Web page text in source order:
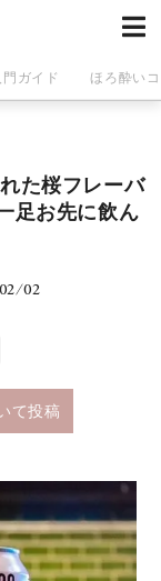
門ガイド ほろ酔い
た桜フレーバ
足お先に飲ん
02
て投稿